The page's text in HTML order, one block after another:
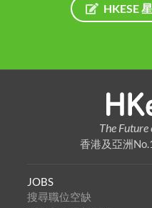
HKESE
The
香港及亞洲
JOBS
搜尋職位空缺